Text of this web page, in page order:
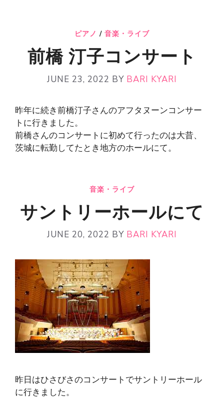
ピアノ / 音楽・ライブ
前橋 汀子コンサート
JUNE 23, 2022 BY BARI KYARI
昨年に続き前橋汀子さんのアフタヌーンコンサー
トに行きました。
前橋さんのコンサートに初めて行ったのは大昔、
茨城に転勤してたとき地方のホールにて。
音楽・ライブ
サントリーホールにて
JUNE 20, 2022 BY BARI KYARI
昨日はひさびさのコンサートでサントリーホール
に行きました。